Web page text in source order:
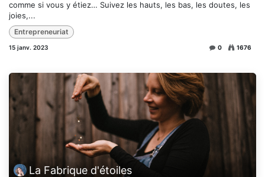
comme si vous y étiez… Suivez les hauts, les bas, les doutes, les
joies,...
Entrepreneuriat
15 janv. 2023 0 1676
La Fabrique d'étoiles